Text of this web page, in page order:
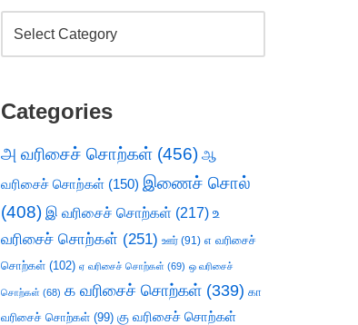
Categories
அ வரிசைச் சொற்கள் (456) ஆ
வரிசைச் சொற்கள் (150) இணைச் சொல்
(408) இ வரிசைச் சொற்கள் (217) உ
வரிசைச் சொற்கள் (251) ஊர் (91) எ வரிசைச்
சொற்கள் (102) ஏ வரிசைச் சொற்கள் (69) ஒ வரிசைச்
சொற்கள் (68) க வரிசைச் சொற்கள் (339) கா
வரிசைச் சொற்கள் (99) கு வரிசைச் சொற்கள்